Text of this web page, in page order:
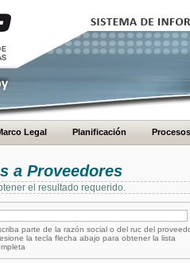
Legal Planificación Procesos
a Proveedores
el resultado requerido.
parte de la razón social o del ruc del
la tecla flecha abajo para obtener la lista